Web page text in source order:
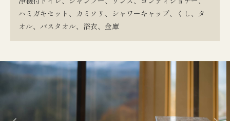
ハミガキセット、カミソリ、シャワーキャップ、くし、タ
オル、バスタオル、浴衣、金庫